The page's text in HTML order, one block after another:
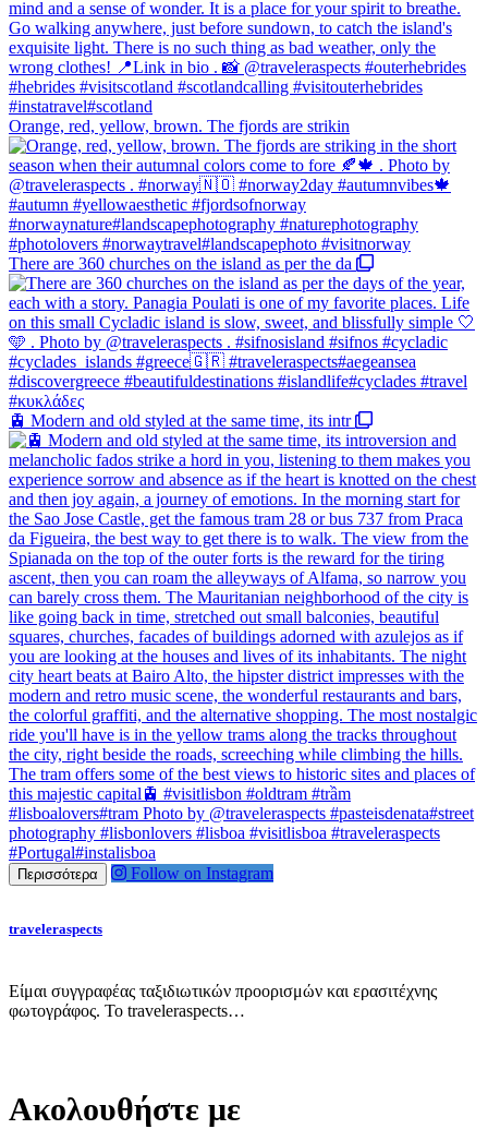
Orange, red, yellow, brown. The fjords are strikin
There are 360 churches on the island as per the da
🚊 Modern and old styled at the same time, its intr
Περισσότερα Follow on Instagram
traveleraspects
Είμαι συγγραφέας ταξιδιωτικών προορισμών και ερασιτέχνης
φωτογράφος. Το traveleraspects…
Ακολουθήστε με